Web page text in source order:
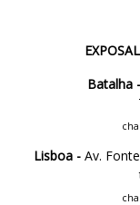
Batalha -
Lisboa - Av.